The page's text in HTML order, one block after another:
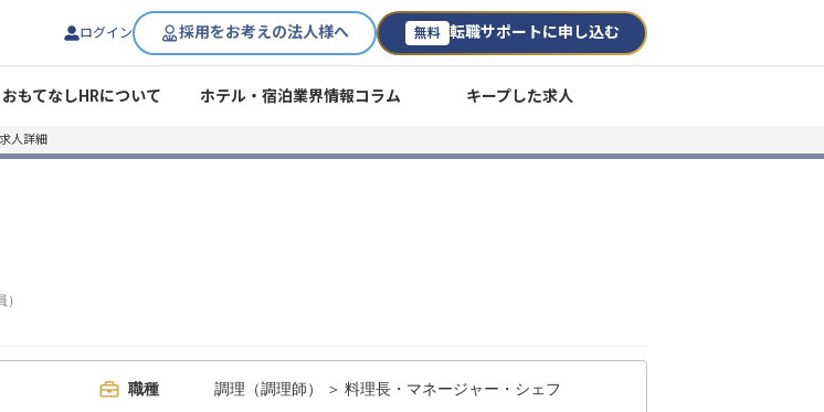
ログイン 採用をお考えの法人様へ 無料 転職サポートに申し込む
おもてなしHRについて ホテル・宿泊業界情報コラム キープした求人
人詳細
）
職種 調理（調理師） ＞ 料理長・マネージャー・シェフ